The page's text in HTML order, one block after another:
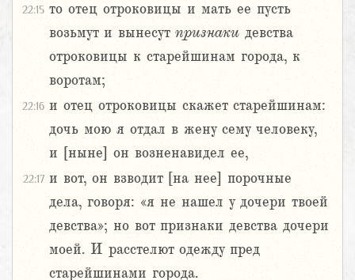
22:15 то отец отроковицы и мать ее пусть
возьмут и вынесут признаки девства
отроковицы к старейшинам города, к
воротам;
22:16 и отец отроковицы скажет старейшинам:
дочь мою я отдал в жену сему человеку,
и [ныне] он возненавидел ее,
22:17 и вот, он взводит [на нее] порочные
дела, говоря: «я не нашел у дочери твоей
девства»; но вот признаки девства дочери
моей. И расстелют одежду пред
старейшинами города.